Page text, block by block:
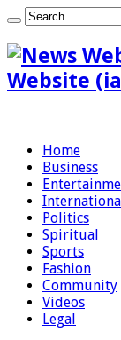
Website
Home
Business
Politics
Spiritual
Sports
Fashion
Community
Videos
Legal